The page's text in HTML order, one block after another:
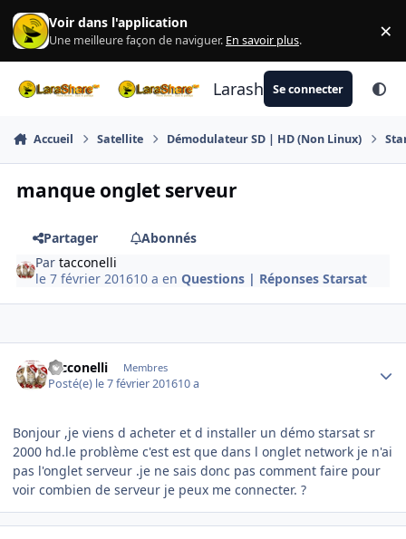
Aller au contenu
Voir dans l'application
Une meilleure façon de naviguer. En savoir plus. ×
LarashareSe connecter
Accueil Satellite Démodulateur SD | HD (Non Linux)
manque onglet serveur
Partager
Abonnés
Partacconelli
le 7 février 201610 a enQuestions | Réponses Starsat
tacconelli Membres
Posté(e) le 7 février 201610 a
Bonjour ,je viens d acheter et d installer un démo starsat sr
2000 hd.le problème c'est est que dans l onglet network je n'ai
pas l'onglet serveur .je ne sais donc pas comment faire pour
voir combien de serveur je peux me connecter. ?